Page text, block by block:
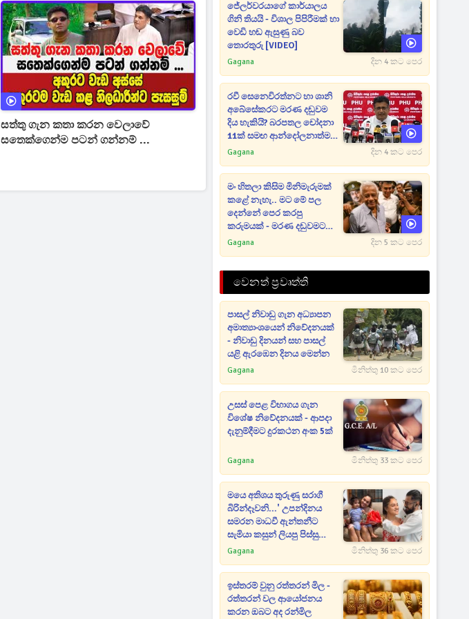
සත්තු ගැන කතා කරන වෙලාවේ
සතෙක්ගෙන්ම පටන් ගන්නම් ...
ජේලර්වරයාගේ කාර්යාලය
ගිනි තියයි - විශාල පිපිරීමක් හා
වෙඩි හඬ ඇසුණු බව
තොරතුරු [VIDEO]
Gagana දින 4 කට පෙර
රවී සෙනෙවිරත්නට හා ශානි
අබේසේකරට මරණ දඬුවම
දිය හැකියි? බරපතල චෝදනා
11ක් සමඟ ආන්දෝලනාත්මක
ප්‍රකාශයක් [VIDEO]
Gagana දින 4 කට පෙර
මං හිතලා කිසිම මිනිමැරුමක්
කළේ නැහැ.. මට මේ පල
දෙන්නේ පෙර කරපු
කරුමයක් - මරණ දඬුවමට
කළින් කට ඇරපු පූජිත් හඬා
Gagana දින 5 කට පෙර
වෙනත් ප්‍රවෘත්ති
පාසල් නිවාඩු ගැන අධ්‍යාපන
අමාත්‍යාංශයෙන් නිවේදනයක්
- නිවාඩු දිනයන් සහ පාසල්
යළි ඇරඹෙන දිනය මෙන්න
Gagana මිනිත්තු 10 කට පෙර
උසස් පෙළ විභාගය ගැන
විශේෂ නිවේදනයක් - ආපදා
දැනුම්දීමට දුරකථන අංක 5ක්
Gagana මිනිත්තු 33 කට පෙර
මයෙ අතිශය තුරුණු සරාගී
බිරින්දෑවනි...' උපන්දිනය
සමරන මාධවී ඇන්තනීට
සැමියා කසුන් ලියපු පිස්සු
හැදෙන උපන්දින සුබපැතුම
Gagana මිනිත්තු 36 කට පෙර
ඉස්තරම් වුනු රත්තරන් මිල -
රත්තරන් වල ආයෝජනය
කරන ඔබට අද රන්මිල